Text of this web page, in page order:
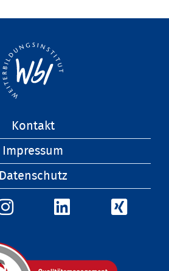
Kontakt
Impressum
Datenschutz